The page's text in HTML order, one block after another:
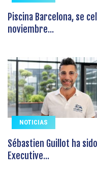
Piscina Barcelona, se
noviembre...
NOTICIAS
Sébastien Guillot ha
Executive...